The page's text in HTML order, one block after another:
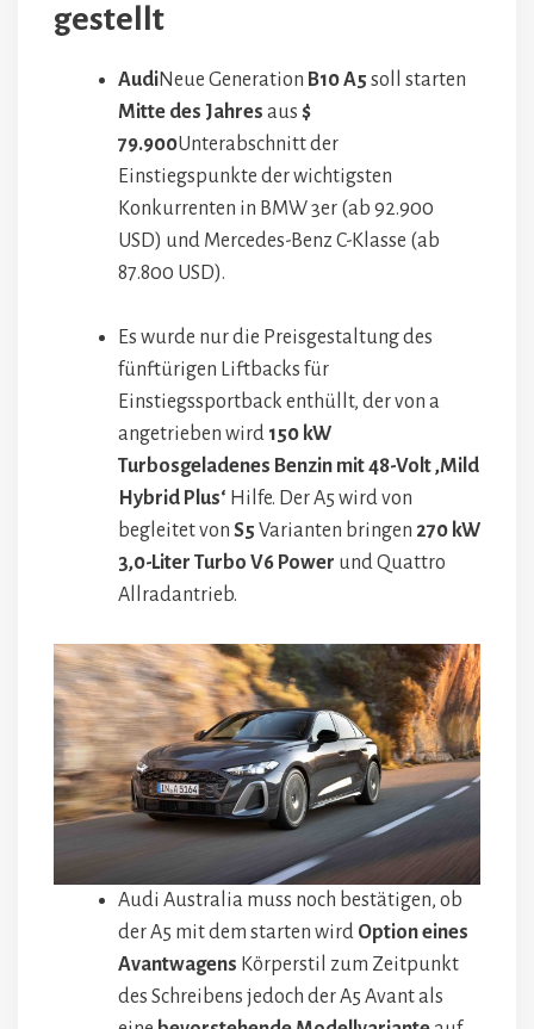
gestellt
AudiNeue Generation B10 A5 soll starten
Mitte des Jahres aus $
79.900Unterabschnitt der
Einstiegspunkte der wichtigsten
Konkurrenten in BMW 3er (ab 92.900
USD) und Mercedes-Benz C-Klasse (ab
87.800 USD).
Es wurde nur die Preisgestaltung des
fünftürigen Liftbacks für
Einstiegssportback enthüllt, der von a
angetrieben wird 150 kW
Turbosgeladenes Benzin mit 48-Volt ‚Mild
Hybrid Plus‘ Hilfe. Der A5 wird von
begleitet von S5 Varianten bringen 270 kW
3,0-Liter Turbo V6 Power und Quattro
Allradantrieb.
Audi Australia muss noch bestätigen, ob
der A5 mit dem starten wird Option eines
Avantwagens Körperstil zum Zeitpunkt
des Schreibens jedoch der A5 Avant als